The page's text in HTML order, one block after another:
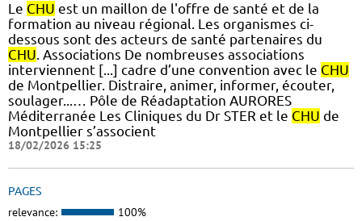
Le CHU est un maillon de l'offre de santé et de la
formation au niveau régional. Les organismes ci-
dessous sont des acteurs de santé partenaires du
CHU. Associations De nombreuses associations
interviennent [...] cadre d’une convention avec le CHU
de Montpellier. Distraire, animer, informer, écouter,
soulager...… Pôle de Réadaptation AURORES
Méditerranée Les Cliniques du Dr STER et le CHU de
Montpellier s’associent
18/02/2026 15:25
PAGES
relevance: 100%